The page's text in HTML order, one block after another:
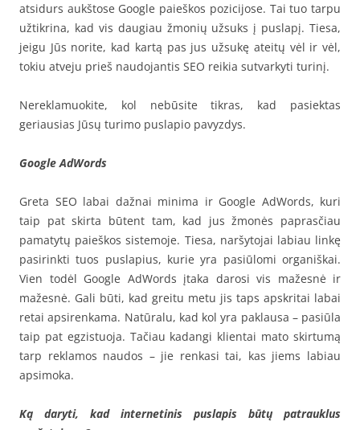
atsidurs aukštose Google paieškos pozicijose. Tai tuo tarpu
užtikrina, kad vis daugiau žmonių užsuks į puslapį. Tiesa,
jeigu Jūs norite, kad kartą pas jus užsukę ateitų vėl ir vėl,
tokiu atveju prieš naudojantis SEO reikia sutvarkyti turinį.
Nereklamuokite, kol nebūsite tikras, kad pasiektas
geriausias Jūsų turimo puslapio pavyzdys.
Google AdWords
Greta SEO labai dažnai minima ir Google AdWords, kuri
taip pat skirta būtent tam, kad jus žmonės paprasčiau
pamatytų paieškos sistemoje. Tiesa, naršytojai labiau linkę
pasirinkti tuos puslapius, kurie yra pasiūlomi organiškai.
Vien todėl Google AdWords įtaka darosi vis mažesnė ir
mažesnė. Gali būti, kad greitu metu jis taps apskritai labai
retai apsirenkama. Natūralu, kad kol yra paklausa – pasiūla
taip pat egzistuoja. Tačiau kadangi klientai mato skirtumą
tarp reklamos naudos – jie renkasi tai, kas jiems labiau
apsimoka.
Ką daryti, kad internetinis puslapis būtų patrauklus